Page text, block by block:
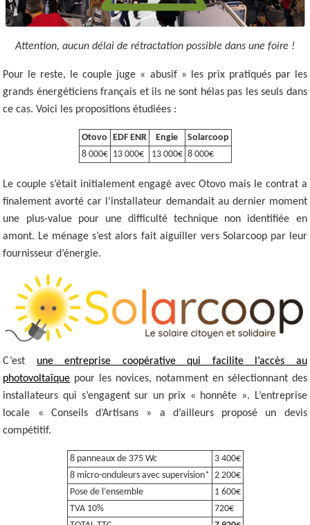
Attention, aucun délai de rétractation possible dans une foire !
Pour le reste, le couple juge « abusif » les prix pratiqués par les
grands énergéticiens français et ils ne sont hélas pas les seuls dans
ce cas. Voici les propositions étudiées :
Otovo EDF ENR Engie
Solarcoop
8 000€ 13 000€ 13 000€ 8 000€
Le couple s’était initialement engagé avec Otovo mais le contrat a
finalement avorté car l’installateur demandait au dernier moment
une plus-value pour une difficulté technique non identifiée en
amont. Le ménage s’est alors fait aiguiller vers Solarcoop par leur
fournisseur d’énergie.
C’est une entreprise coopérative qui facilite l’accès au
photovoltaïque pour les novices, notamment en sélectionnant des
installateurs qui s’engagent sur un prix « honnête ». L’entreprise
locale « Conseils d’Artisans » a d’ailleurs proposé un devis
compétitif.
8 panneaux de 375 Wc
3 400€
8 micro-onduleurs avec supervision* 2 200€
Pose de l’ensemble
1 600€
TVA 10%
720€